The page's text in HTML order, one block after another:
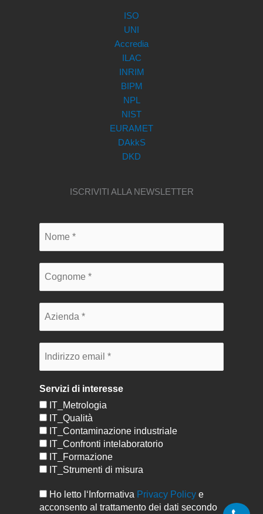
ISO
UNI
Accredia
ILAC
INRIM
BIPM
NPL
NIST
EURAMET
DAkkS
DKD
ISCRIVITI ALLA NEWSLETTER
Servizi di interesse
IT_Metrologia
IT_Qualità
IT_Contaminazione industriale
IT_Confronti intelaboratorio
IT_Formazione
IT_Strumenti di misura
Ho letto l‘Informativa Privacy Policy e
acconsento al trattamento dei dati secondo